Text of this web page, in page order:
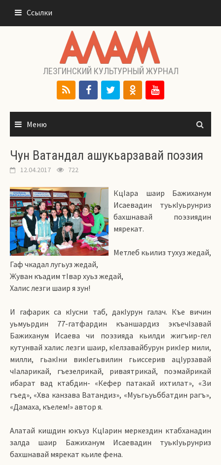
содержимому
Ссылки
ЛЕЗГИНСКИЙ КУЛЬТУРНЫЙ ЖУРНАЛ
Меню
Чун Ватандал ашукьарзавай поэзия
12.04.2017 722
КцIара шаир Бажиханум
Исаевадин туькIуьрунриз
бахшнавай поэзиядин
мярекат.
Метлеб кьилиз тухуз жедай,
Гаф чкадал лугьуз жедай,
Жуван къадим тIвар хуьз жедай,
Халис лезги шаир я зун!
И гафарик са кIусни таб, дакIурун галач. Къе вичин
уьмуьрдин 77-гатфардин къаншардиз экъечIзавай
Бажиханум Исаева чи поэзияда кьилди жигъир-гел
кутунвай халис лезги шаир, кIелзавайбурун рикIер мили,
милли, гьакIни викIегьвилин гьиссерив ацIурзавай
чIаларикай, гъезелрикай, риваятрикай, поэмайрикай
ибарат вад ктабдин- «Кефер патакай ихтилат», «Зи
гъед», «Хва канзава Ватандиз», «Муьгьуьббатдин рагъ»,
«Дамаха, къелем!» автор я.
Алатай кишдин юкъуз КцIарин меркездин ктабханадин
залда шаир Бажиханум Исаевадин туькIуьрунриз
бахшнавай мярекат кьиле фена.